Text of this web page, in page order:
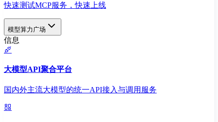
快速测试MCP服务，快速上线
模型算力广场
信息
大模型API聚合平台
国内外主流大模型的统一API接入与调用服务